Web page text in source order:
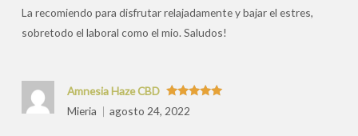
La recomiendo para disfrutar relajadamente y bajar el estres,
sobretodo el laboral como el mio. Saludos!
Valorado
con5
Amnesia Haze CBD
Mieria
agosto 24, 2022